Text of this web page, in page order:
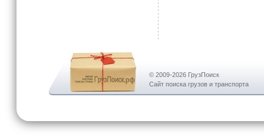
© 2009-2026 ГрузПоиск
Сайт поиска грузов и транспорта